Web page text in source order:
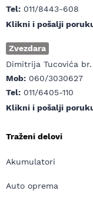
Tel: 011/8443-608
Klikni i pošalji
Zvezdara
Dimitrija Tucovića
Mob: 060/3030627
Tel: 011/6405-110
Klikni i pošalji
Traženi delovi
Akumulatori
Auto oprema